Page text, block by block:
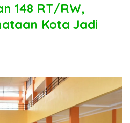
148 RT/RW,
Kota Jadi